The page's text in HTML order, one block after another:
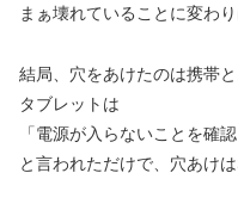
まぁ壊れていることに変わ
結局、穴をあけたのは携帯と
タブレットは
「電源が入らないことを確認
と言われただけで、穴あけは